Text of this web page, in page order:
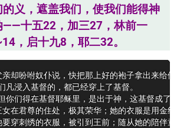
义，遮盖我们，使我们能得神
——十五22，加三27，林前一
，启十九8，耶二32。
却吩咐奴仆说，快把那上好的袍子拿出来给
凡浸入基督的，都已经穿上了基督。
你们得在基督耶稣里，是出于神，这基督成了
在君尊的住处，极其荣华；她的衣服是用金
穿刺绣的衣服，被引到王前；随从她的陪伴